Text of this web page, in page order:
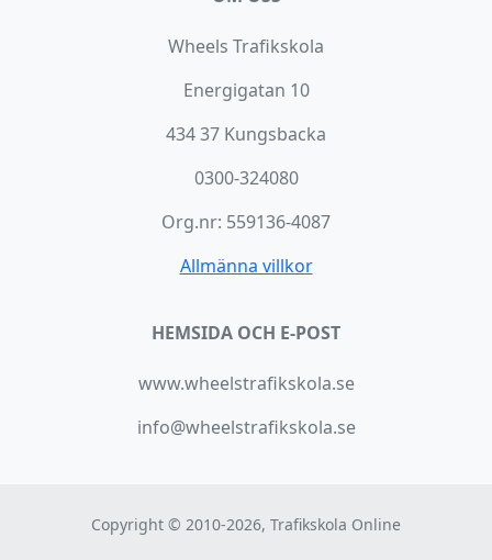
Wheels Trafikskola
Energigatan 10
434 37 Kungsbacka
0300-324080
Org.nr: 559136-4087
Allmänna villkor
HEMSIDA OCH E-POST
www.wheelstrafikskola.se
info@wheelstrafikskola.se
Copyright © 2010-2026, Trafikskola Online